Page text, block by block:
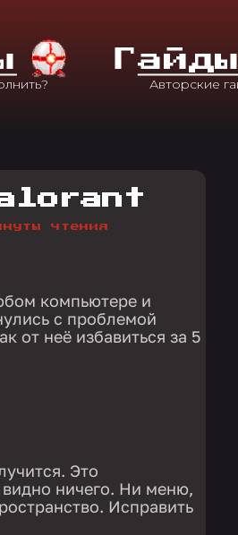
ГАйды
чтения
компьютере и
с проблемой
от неё избавиться за 5
Это
ничего. Ни меню,
Исправить